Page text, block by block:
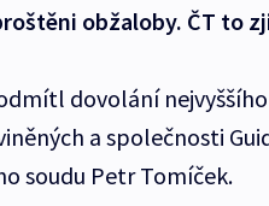
obžaloby. ČT to
dovolání
a společnosti
soudu Petr Tomíček.